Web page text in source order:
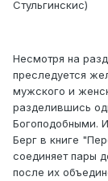
Стульгинскис)
Несмотря на
преследуется
мужского и
разделившись
Богоподобными.
Берг в книге
соединяет пары
после их